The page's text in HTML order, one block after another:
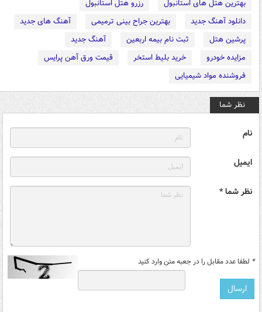
بهترین هتل های استانبول
رزرو هتل استانبول
دانلود آهنگ جدید
بهترین جراح بینی ترمیمی
آهنگ های جدید
پرشین هتل
ثبت نام بیمه اربعین
آهنگ جدید
مزایده خودرو
خرید بلیط استخر
قیمت ورق آهن پرایس
فروشنده مواد شیمیایی
نظر شما
نام
ایمیل
نظر شما *
* لطفا عدد مقابل را در جعبه متن وارد کنید